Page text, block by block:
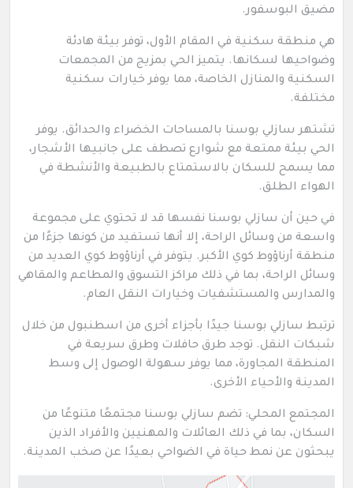
مضيق البوسفور.
هي منطقة سكنية في المقام الأول، توفر بيئة هادئة
وضواحيها لسكانها. يتميز الحي بمزيج من المجمعات
السكنية والمنازل الخاصة، مما يوفر خيارات سكنية
مختلفة.
تشتهر سازلي بوسنا بالمساحات الخضراء والحدائق. يوفر
الحي بيئة ممتعة مع شوارع تصطف على جانبيها الأشجار،
مما يسمح للسكان بالاستمتاع بالطبيعة والأنشطة في
الهواء الطلق.
في حين أن سازلي بوسنا نفسها قد لا تحتوي على مجموعة
واسعة من وسائل الراحة، إلا أنها تستفيد من كونها جزءًا من
منطقة أرناؤوط كوي الأكبر. يتوفر في أرناؤوط كوي العديد من
وسائل الراحة، بما في ذلك مراكز التسوق والمطاعم والمقاهي
والمدارس والمستشفيات وخيارات النقل العام.
ترتبط سازلي بوسنا جيدًا بأجزاء أخرى من اسطنبول من خلال
شبكات النقل. توجد طرق حافلات وطرق سريعة في
المنطقة المجاورة، مما يوفر سهولة الوصول إلى وسط
المدينة والأحياء الأخرى.
المجتمع المحلي: تضم سازلي بوسنا مجتمعًا متنوعًا من
السكان، بما في ذلك العائلات والمهنيين والأفراد الذين
يبحثون عن نمط حياة في الضواحي بعيدًا عن صخب المدينة.